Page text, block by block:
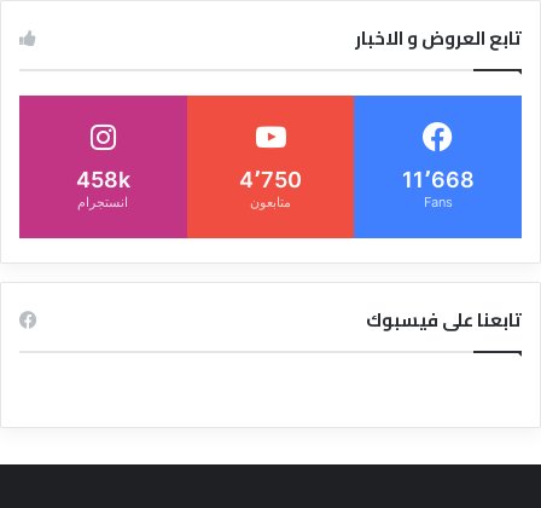
تابع العروض و الاخبار
11٬668
Fans
4٬750
متابعون
458k
انستجرام
تابعنا على فيسبوك